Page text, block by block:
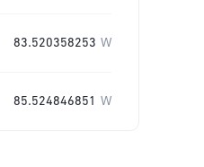
83.520358253 W
85.524846851 W